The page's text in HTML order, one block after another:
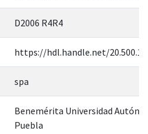
D2006 R4R4
https://hdl.handle.net/
spa
Benemérita Universidad
Puebla